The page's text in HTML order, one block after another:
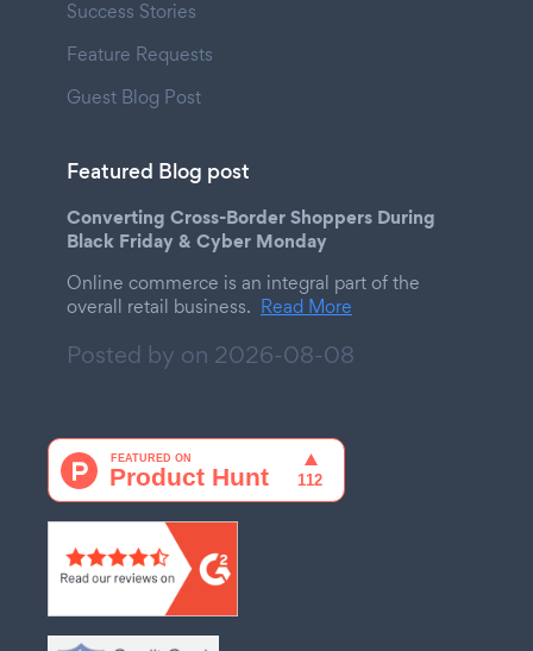
Success Stories
Feature Requests
Guest Blog Post
Featured Blog post
Converting Cross-Border Shoppers During
Black Friday & Cyber Monday
Online commerce is an integral part of the
overall retail business. Read More
Posted by on 2026-08-08